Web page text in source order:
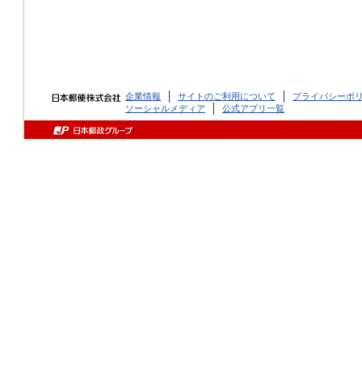
企業情報 サイトのご利用について
プライバシーポ
ソーシャルメディア
公式アプリ一覧